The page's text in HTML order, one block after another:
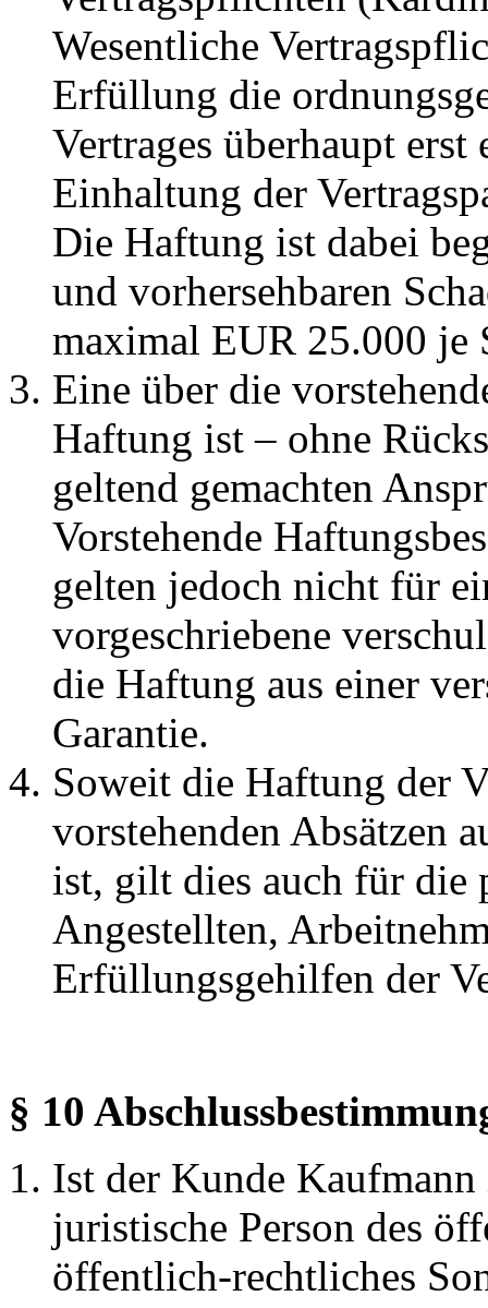
Wesentliche
Erfüllung die
Vertrages überhaupt
Einhaltung der
Die Haftung ist dabei
und vorhersehbaren
maximal EUR 25.000 je
Eine über die
Haftung ist – ohne
geltend gemachten
Vorstehende
gelten jedoch nicht für
vorgeschriebene
die Haftung aus einer
Garantie.
Soweit die Haftung der
vorstehenden Absätzen
ist, gilt dies auch für die
Angestellten,
Erfüllungsgehilfen der
§ 10
Ist der Kunde Kaufmann
juristische Person des
öffentlich-rechtliches